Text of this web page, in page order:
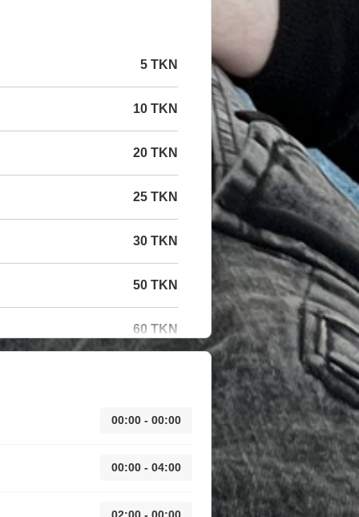
5 TKN
10 TKN
20 TKN
25 TKN
30 TKN
50 TKN
60 TKN
00:00 - 00:00
00:00 - 04:00